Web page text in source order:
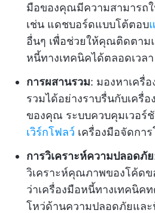
มือของคุณมีความสามารถ
เช่น แดชบอร์ดแบบโต้ตอบ
อื่นๆ เพื่อช่วยให้คุณติดตาม
หนี้ทางเทคนิคได้ตลอดเวลา
การผสานรวม: มองหาเครื่
รวมได้อย่างราบรื่นกับเครื่
ของคุณ ระบบควบคุมเวอร์
เวิร์กโฟลว์ เครื่องมือจัดกา
การวิเคราะห์ความปลอดภัย
วิเคราะห์คุณภาพของโค้ด
ว่าเครื่องมือหนี้ทางเทคนิค
โหว่ด้านความปลอดภัยแล